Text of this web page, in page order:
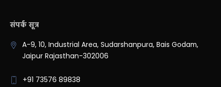
संपर्क सूत्र
A-9, 10, Industrial Area, Sudarshanpura, Bais Godam,
Jaipur Rajasthan-302006
+91 73576 89838